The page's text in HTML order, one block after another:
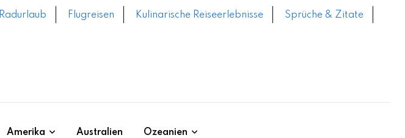
Radurlaub Flugreisen Kulinarische Reiseerlebnisse
Sprüche & Zitate
Amerika Australien Ozeanien